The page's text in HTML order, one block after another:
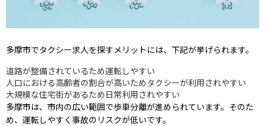
多摩市でタクシー求人を探すメリットには、下記が挙げられます。
道路が整備されているため運転しやすい
人口における高齢者の割合が高いためタクシーが利用されやすい
大規模な住宅街があるため日常利用されやすい
多摩市は、市内の広い範囲で歩車分離が進められています。そのた
め、運転しやすく事故のリスクが低いです。